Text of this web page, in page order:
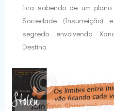
fica sabendo de um
Sociedade (Insurreição)
segredo envolvendo
Destino.